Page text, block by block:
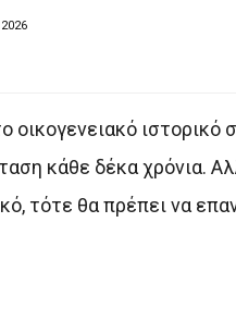
ιστορικό
κάθε δέκα χρόνια.
τότε θα πρέπει να